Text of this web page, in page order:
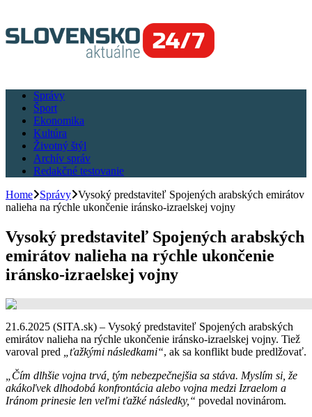
Správy
Šport
Ekonomika
Kultúra
Životný štýl
Archív správ
Redakčné testovanie
Home
Správy Vysoký predstaviteľ Spojených arabských emirátov
nalieha na rýchle ukončenie iránsko-izraelskej vojny
Vysoký predstaviteľ Spojených arabských
emirátov nalieha na rýchle ukončenie
iránsko-izraelskej vojny
21.6.2025 (SITA.sk) – Vysoký predstaviteľ Spojených arabských
emirátov nalieha na rýchle ukončenie iránsko-izraelskej vojny. Tiež
varoval pred
„ťažkými následkami“, ak sa konflikt bude predlžovať.
„Čím dlhšie vojna trvá, tým nebezpečnejšia sa stáva. Myslím si, že
akákoľvek dlhodobá konfrontácia alebo vojna medzi Izraelom a
Iránom prinesie len veľmi ťažké následky,“ povedal novinárom.